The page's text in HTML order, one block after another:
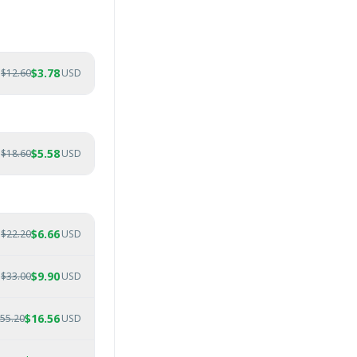
$12.60$3.78USD
$18.60$5.58USD
$22.20$6.66USD
$33.00$9.90USD
55.20$16.56USD